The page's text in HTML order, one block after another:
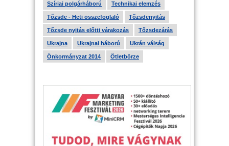
Szíriai polgárháború Technikai elemzés
Tőzsde - Heti összefoglaló Tőzsdenyitás
Tőzsde nyitás előtti várakozás Tőzsdezárás
Ukrajna Ukrajnai háború Ukrán válság
Önkormányzat 2014 Ötletbörze